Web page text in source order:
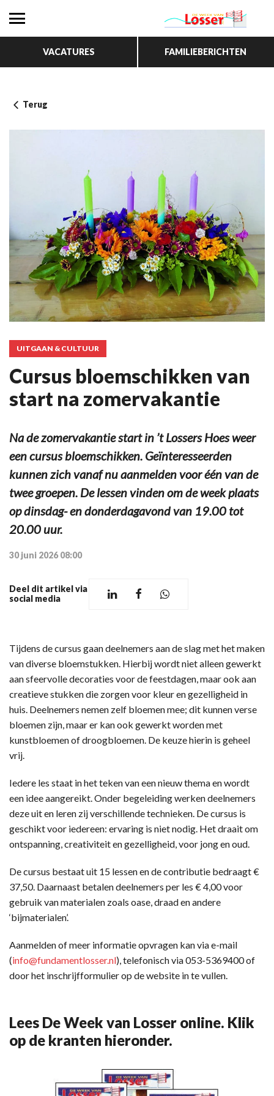
VACATURES FAMILIEBERICHTEN
Terug
UITGAAN & CULTUUR
Cursus bloemschikken van
start na zomervakantie
Na de zomervakantie start in ’t Lossers Hoes weer
een cursus bloemschikken. Geïnteresseerden
kunnen zich vanaf nu aanmelden voor één van de
twee groepen. De lessen vinden om de week plaats
op dinsdag- en donderdagavond van 19.00 tot
20.00 uur.
30 juni 2026 08:00
Deel dit artikel via
social media
Tijdens de cursus gaan deelnemers aan de slag met het maken
van diverse bloemstukken. Hierbij wordt niet alleen gewerkt
aan sfeervolle decoraties voor de feestdagen, maar ook aan
creatieve stukken die zorgen voor kleur en gezelligheid in
huis. Deelnemers nemen zelf bloemen mee; dit kunnen verse
bloemen zijn, maar er kan ook gewerkt worden met
kunstbloemen of droogbloemen. De keuze hierin is geheel
vrij.
Iedere les staat in het teken van een nieuw thema en wordt
een idee aangereikt. Onder begeleiding werken deelnemers
deze uit en leren zij verschillende technieken. De cursus is
geschikt voor iedereen: ervaring is niet nodig. Het draait om
ontspanning, creativiteit en gezelligheid, voor jong en oud.
De cursus bestaat uit 15 lessen en de contributie bedraagt €
37,50. Daarnaast betalen deelnemers per les € 4,00 voor
gebruik van materialen zoals oase, draad en andere
‘bijmaterialen’.
Aanmelden of meer informatie opvragen kan via e-mail
(info@fundamentlosser.nl), telefonisch via 053-5369400 of
door het inschrijfformulier op de website in te vullen.
Lees De Week van Losser online. Klik
op de kranten hieronder.